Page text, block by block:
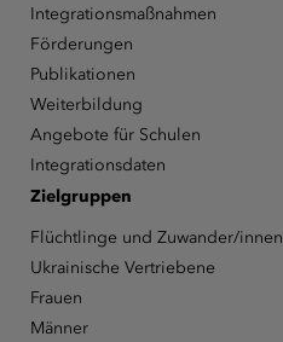
Integrationsmaßnahmen
Förderungen
Publikationen
Weiterbildung
Angebote für Schulen
Integrationsdaten
Zielgruppen
Flüchtlinge und Zuwander/innen
Ukrainische Vertriebene
Frauen
Männer